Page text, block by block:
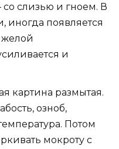
слизью и гноем. В
иногда появляется
и
картина размытая.
озноб,
Потом
мокроту с